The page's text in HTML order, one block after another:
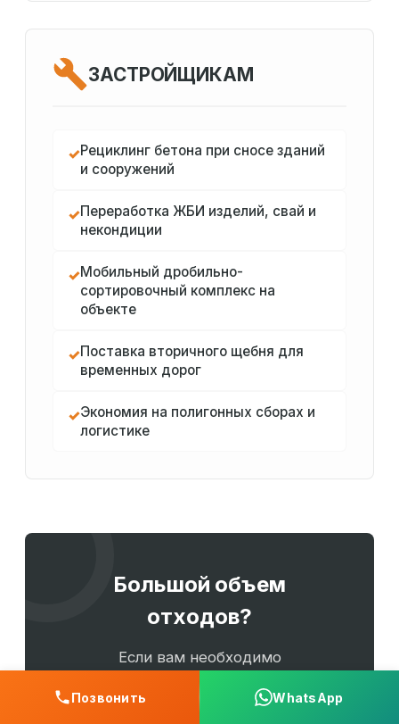
Позвонить WhatsApp
ЗАСТРОЙЩИКАМ
✓Рециклинг бетона при сносе зданий
и сооружений
✓Переработка ЖБИ изделий, свай и
некондиции
✓Мобильный дробильно-
сортировочный комплекс на
объекте
✓Поставка вторичного щебня для
временных дорог
✓Экономия на полигонных сборах и
логистике
Большой объем
отходов?
Если вам необходимо
строительный мусор или требуется